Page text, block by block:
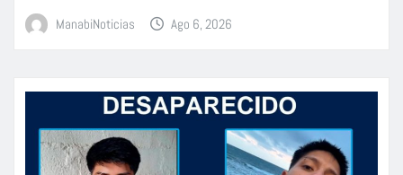
ManabiNoticias Ago 6, 2026